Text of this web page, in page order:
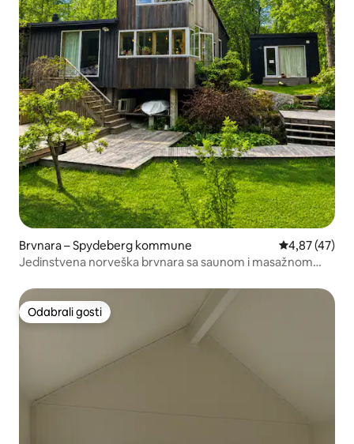
Brvnara – Spydeberg kommune Prosječna
4,87 (47)
Jedinstvena norveška brvnara sa saunom i masažnom
Odabrali gosti
Odabrali gosti